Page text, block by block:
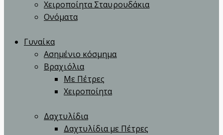
Χειροποίητα Σταυρουδάκια
Ονόματα
Γυναίκα
Ασημένιο κόσμημα
Βραχιόλια
Με Πέτρες
Χειροποίητα
Δαχτυλίδια
Δαχτυλίδια με Πέτρες